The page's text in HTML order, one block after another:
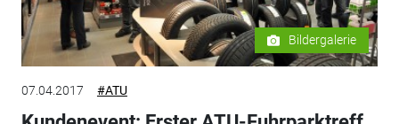
Bildergalerie
07.04.2017 #ATU